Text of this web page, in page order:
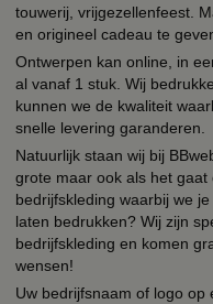
touwerij, vrijgezellenfeest.
en origineel cadeau te
Ontwerpen kan online, in
al vanaf 1 stuk. Wij
kunnen we de kwaliteit
snelle levering garanderen.
Natuurlijk staan wij bij
grote maar ook als het
bedrijfskleding waarbij we
laten bedrukken? Wij zijn
bedrijfskleding en komen
wensen!
Uw bedrijfsnaam of logo